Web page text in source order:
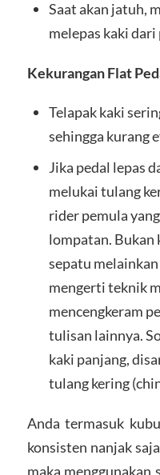
Saat akan jatuh,
melepas kaki dari
Kekurangan Flat
Telapak kaki
sehingga kurang
Jika pedal lepas
melukai tulang
rider pemula
lompatan. Bukan
sepatu
mengerti teknik
mencengkeram
tulisan lainnya.
kaki panjang,
tulang kering
Anda termasuk
konsisten nanjak
maka menggunakan